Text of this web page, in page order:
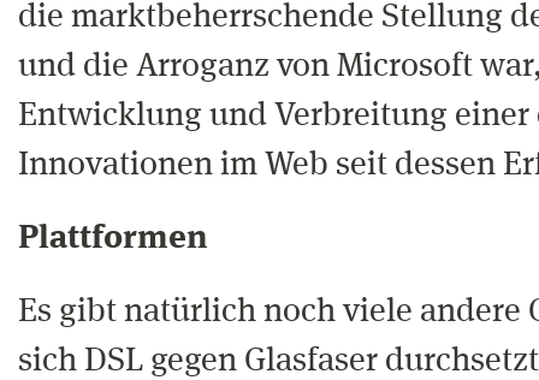
die marktbeherrschende Stellung
und die Arroganz von Microsoft
Entwicklung und Verbreitung
Innovationen im Web seit dessen
Plattformen
Es gibt natürlich noch viele andere
sich DSL gegen Glasfaser